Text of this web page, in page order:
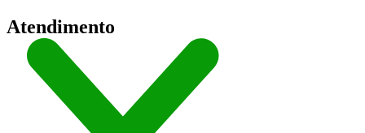
Atendimento